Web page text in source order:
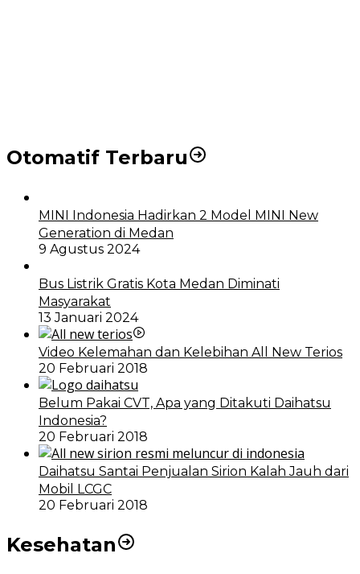
Otomatif Terbaru
MINI Indonesia Hadirkan 2 Model MINI New
Generation di Medan
9 Agustus 2024
Bus Listrik Gratis Kota Medan Diminati
Masyarakat
13 Januari 2024
Video Kelemahan dan Kelebihan All New Terios
20 Februari 2018
Belum Pakai CVT, Apa yang Ditakuti Daihatsu
Indonesia?
20 Februari 2018
Daihatsu Santai Penjualan Sirion Kalah Jauh dari
Mobil LCGC
20 Februari 2018
Kesehatan